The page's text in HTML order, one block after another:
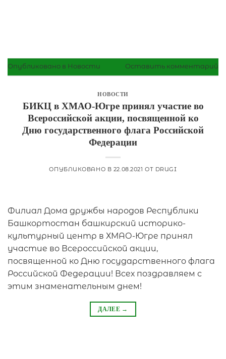
Опубликовано в Новости Оставить комментарий
НОВОСТИ
БИКЦ в ХМАО-Югре принял участие во
Всероссийской акции, посвященной ко
Дню государственного флага Российской
Федерации
ОПУБЛИКОВАНО В 22.08.2021 ОТ DRUGI
Филиал Дома дружбы народов Республики
Башкортостан башкирский историко-
культурный центр в ХМАО-Югре принял
участие во Всероссийской акции,
посвященной ко Дню государственного флага
Российской Федерации! Всех поздравляем с
этим знаменательным днем!
ДАЛЕЕ →